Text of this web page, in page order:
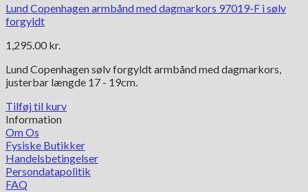
Lund Copenhagen armbånd med dagmarkors 97019-F i sølv
forgyldt
1,295.00 kr.
Lund Copenhagen sølv forgyldt armbånd med dagmarkors,
justerbar længde 17 - 19cm.
Tilføj til kurv
Information
Om Os
Fysiske Butikker
Handelsbetingelser
Persondatapolitik
FAQ